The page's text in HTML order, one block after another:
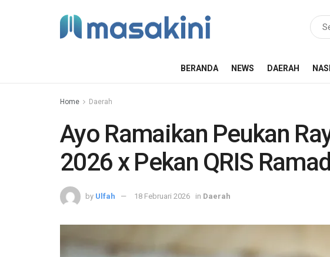
BERANDA NEWS DAERAH
Home Daerah
Ayo Ramaikan Peukan
2026 x Pekan QRIS
by Ulfah 18 Februari 2026 in Daerah